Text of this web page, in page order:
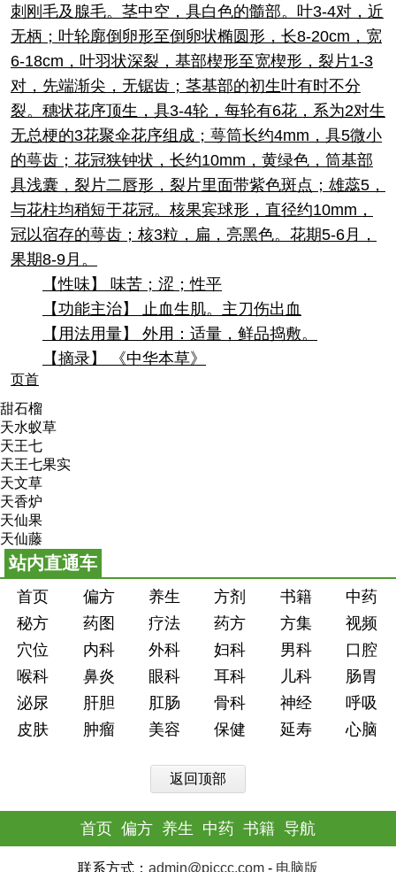
刺刚毛及腺毛。茎中空，具白色的髓部。叶3-4对，近
无柄；叶轮廓倒卵形至倒卵状椭圆形，长8-20cm，宽
6-18cm，叶羽状深裂，基部楔形至宽楔形，裂片1-3
对，先端渐尖，无锯齿；茎基部的初生叶有时不分
裂。穗状花序顶生，具3-4轮，每轮有6花，系为2对生
无总梗的3花聚伞花序组成；萼筒长约4mm，具5微小
的萼齿；花冠狭钟状，长约10mm，黄绿色，筒基部
具浅囊，裂片二唇形，裂片里面带紫色斑点；雄蕊5，
与花柱均稍短于花冠。核果宾球形，直径约10mm，
冠以宿存的萼齿；核3粒，扁，亮黑色。花期5-6月，
果期8-9月。
【性味】 味苦；涩；性平
【功能主治】 止血生肌。主刀伤出血
【用法用量】 外用：适量，鲜品捣敷。
【摘录】 《中华本草》
页首
甜石榴
天水蚁草
天王七
天王七果实
天文草
天香炉
天仙果
天仙藤
站内直通车
首页 偏方 养生 方剂 书籍
中药
秘方
药图 疗法 药方 方集
视频
穴位
内科 外科 妇科 男科
口腔
喉科
鼻炎 眼科 耳科 儿科
肠胃
泌尿
肝胆 肛肠 骨科 神经
呼吸
皮肤
肿瘤 美容 保健 延寿 心脑
返回顶部
首页 偏方 养生 中药 书籍 导航
联系方式： admin@piccc.com - 电脑版